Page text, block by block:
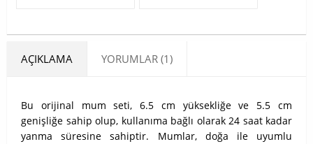
AÇIKLAMA YORUMLAR (1)
Bu orijinal mum seti, 6.5 cm yüksekliğe ve 5.5 cm
genişliğe sahip olup, kullanıma bağlı olarak 24 saat kadar
yanma süresine sahiptir. Mumlar, doğa ile uyumlu